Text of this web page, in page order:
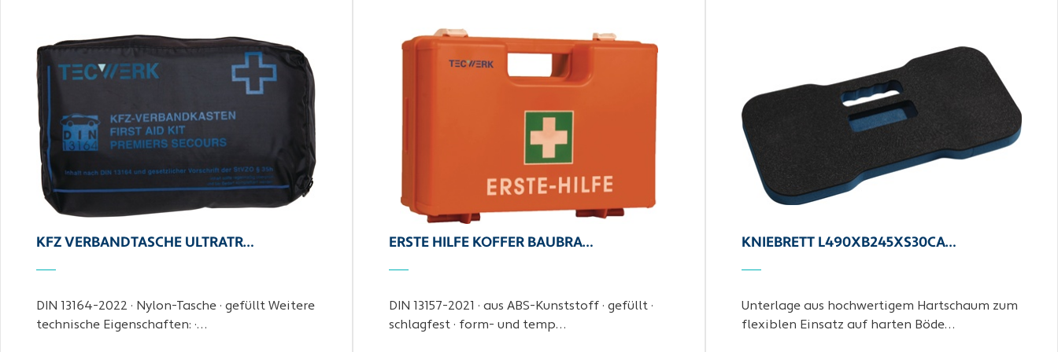
KFZ VERBANDTASCHE ULTRATR…
DIN 13164-2022 · Nylon-Tasche · gefüllt Weitere
technische Eigenschaften: ·…
ERSTE HILFE KOFFER BAUBRA…
DIN 13157-2021 · aus ABS-Kunststoff · gefüllt ·
schlagfest · form- und temp…
KNIEBRETT L490XB245XS30CA…
Unterlage aus hochwertigem Hartschaum zum
flexiblen Einsatz auf harten Böde…